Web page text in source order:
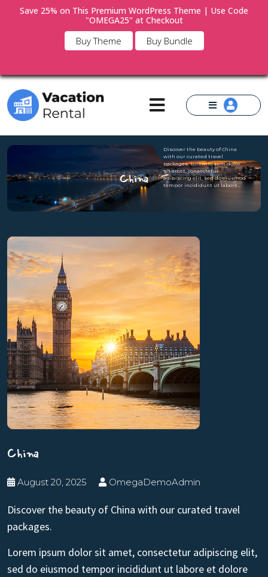
Save 25% on This Premium WordPress Theme | Use Code
"OMEGA25" at Checkout
Buy Theme Buy Bundle
China
Discover the beauty of China
with our curated travel
packages. Lorem ipsum dolor
sit amet, consectetur
adipiscing elit, sed do eiusmod
tempor incididunt ut labore…
China
August 20, 2025 OmegaDemoAdmin
Discover the beauty of China with our curated travel
packages.
Lorem ipsum dolor sit amet, consectetur adipiscing elit,
sed do eiusmod tempor incididunt ut labore et dolore